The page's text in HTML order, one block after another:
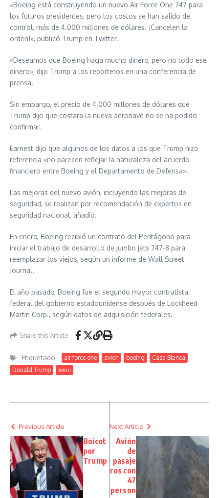
«Boeing está construyendo un nuevo Air Force One 747 para
los futuros presidentes, pero los costos se han salido de
control, más de 4.000 millones de dólares. ¡Cancelen la
orden!», publicó Trump en Twitter.
«Deseamos que Boeing haga mucho dinero, pero no todo ese
dinero», dijo Trump a los reporteros en una conferencia de
prensa.
Sin embargo, el precio de 4.000 millones de dólares que
Trump dijo que costara la nueva aeronave no se ha podido
confirmar.
Earnest dijo que algunos de los datos a los que Trump hizo
referencia «no parecen reflejar la naturaleza del acuerdo
financiero entre Boeing y el Departamento de Defensa».
Las mejoras del nuevo avión, incluyendo las mejoras de
seguridad, se realizan por recomendación de expertos en
seguridad nacional, añadió.
En enero, Boeing recibió un contrato del Pentágono para
iniciar el trabajo de desarrollo de jumbo jets 747-8 para
reemplazar los viejos, según un informe de Wall Street
Journal.
El año pasado, Boeing fue el segundo mayor contratista
federal del gobierno estadounidense después de Lockheed
Martin Corp., según datos de adquisición federales.
Share this Article
Etiquetado: air force one avion boeing
Casa Blanca
Donald Trump
eeuu
Previous Article
Boicot
por
Trump
Next Article
Avión
de
pasaje
ros con
47
person